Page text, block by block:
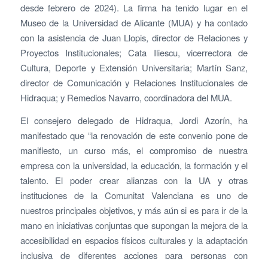
desde febrero de 2024). La firma ha tenido lugar en el
Museo de la Universidad de Alicante (MUA) y ha contado
con la asistencia de Juan Llopis, director de Relaciones y
Proyectos Institucionales; Cata Iliescu, vicerrectora de
Cultura, Deporte y Extensión Universitaria; Martín Sanz,
director de Comunicación y Relaciones Institucionales de
Hidraqua; y Remedios Navarro, coordinadora del MUA.
El consejero delegado de Hidraqua, Jordi Azorín, ha
manifestado que “la renovación de este convenio pone de
manifiesto, un curso más, el compromiso de nuestra
empresa con la universidad, la educación, la formación y el
talento. El poder crear alianzas con la UA y otras
instituciones de la Comunitat Valenciana es uno de
nuestros principales objetivos, y más aún si es para ir de la
mano en iniciativas conjuntas que supongan la mejora de la
accesibilidad en espacios físicos culturales y la adaptación
inclusiva de diferentes acciones para personas con